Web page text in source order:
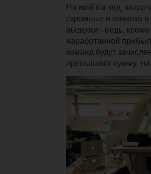
На мой взгляд,
скромные и овчинка в
выделки - ведь,
наработанной
команд будут
превышают сумму, на